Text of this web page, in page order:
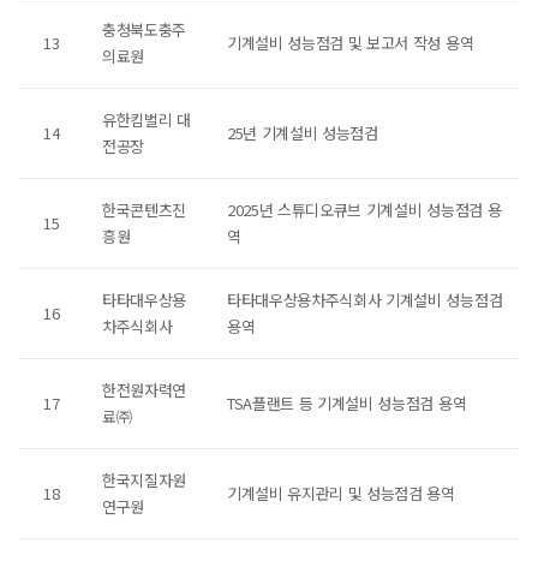
13
충청북도충주
의료원
기계설비 성능점검 및 보고서 작성 용역
14
유한킴벌리 대
전공장
25년 기계설비 성능점검
15
한국콘텐츠진
흥원
2025년 스튜디오큐브 기계설비 성능점검 용
역
16
타타대우상용
차주식회사
타타대우상용차주식회사 기계설비 성능점검
용역
17
한전원자력연
료㈜
TSA플랜트 등 기계설비 성능점검 용역
18
한국지질자원
연구원
기계설비 유지관리 및 성능점검 용역